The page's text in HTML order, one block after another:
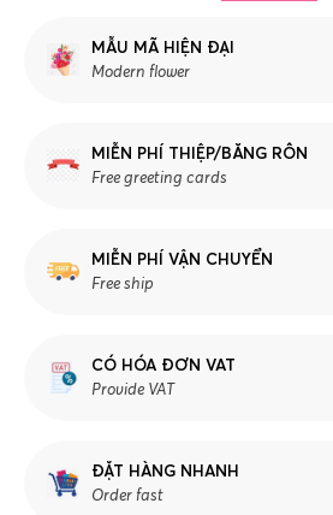
MẪU MÃ HIỆN ĐẠI
Modern flower
MIỄN PHÍ THIỆP/BĂNG RÔN
Free greeting cards
MIỄN PHÍ VẬN CHUYỂN
Free ship
CÓ HÓA ĐƠN VAT
Provide VAT
ĐẶT HÀNG NHANH
Order fast